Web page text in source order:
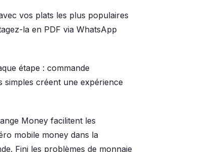
vos plats les plus populaires
la en PDF via WhatsApp
étape : commande
créent une expérience
Money facilitent les
mobile money dans la
Fini les problèmes de monnaie